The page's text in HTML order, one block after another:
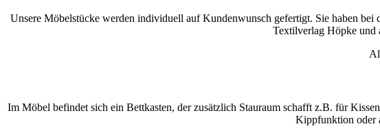
Unsere Möbelstücke werden individuell auf Kundenwunsch gefertigt. Sie haben
Textilverlag Höpke und
Im Möbel befindet sich ein Bettkasten, der zusätzlich Stauraum schafft z.B. für
Kippfunktion oder